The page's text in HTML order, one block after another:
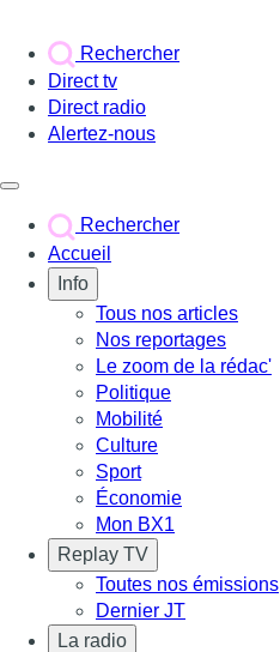
Rechercher
Direct tv
Direct radio
Alertez-nous
Rechercher
Accueil
Info
Tous nos articles
Nos reportages
Le zoom de la rédac'
Politique
Mobilité
Culture
Sport
Économie
Mon BX1
Replay TV
Toutes nos émissions
Dernier JT
La radio